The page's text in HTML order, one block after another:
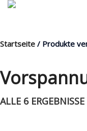
Products
Startseite / Produkte
ALLE 6